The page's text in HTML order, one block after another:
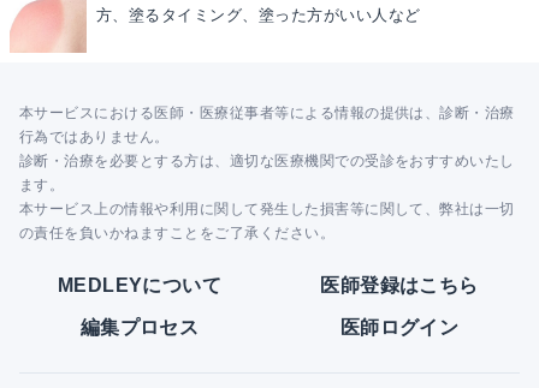
方、塗るタイミング、塗った方がいい人など
本サービスにおける医師・医療従事者等による情報の提供は、診断・治療
行為ではありません。
診断・治療を必要とする方は、適切な医療機関での受診をおすすめいたし
ます。
本サービス上の情報や利用に関して発生した損害等に関して、弊社は一切
の責任を負いかねますことをご了承ください。
MEDLEYについて 医師登録はこちら
編集プロセス 医師ログイン